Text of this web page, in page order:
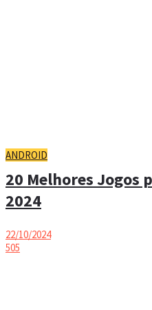
ANDROID
20 Melhores Jogos
2024
22/10/2024
505